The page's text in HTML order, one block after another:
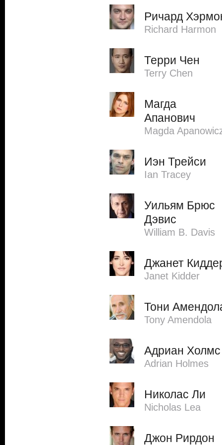
Ричард
Richard Harmon
Терри Чен
Terry Chen
Магда
Апанович
Magda
Иэн Трейси
Ian Tracey
Уильям Брюс
Дэвис
William B. Davis
Джанет
Janet Kidder
Тони
Tony Amendola
Адриан Холмс
Adrian Holmes
Николас Ли
Nicholas Lea
Джон Рирдон